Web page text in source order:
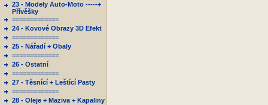
23 - Modely Auto-Moto -----+
Přívěšky
=============
24 - Kovové Obrazy 3D Efekt
=============
25 - Nářadí + Obaly
=============
26 - Ostatní
=============
27 - Těsnící + Leštící Pasty
=============
28 - Oleje + Maziva + Kapaliny